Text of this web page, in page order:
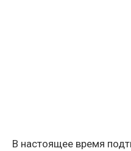
В настоящее время